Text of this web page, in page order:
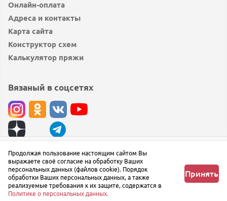
Онлайн-оплата
Адреса и контакты
Карта сайта
Конструктор схем
Калькулятор пряжи
Вязаный в соцсетях
© вязаный.рф 2019 — 2026
Сообщить об ошибке
Продолжая пользование настоящим сайтом Вы
выражаете своё согласие на обработку Ваших
персональных данных (файлов cookie). Порядок
обработки Ваших персональных данных, а также
реализуемые требования к их защите, содержатся в
Политике о персональных данных.
Принять
Узнать о поступлении